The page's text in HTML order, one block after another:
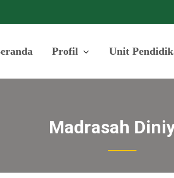
Profil Unit
Madrasah